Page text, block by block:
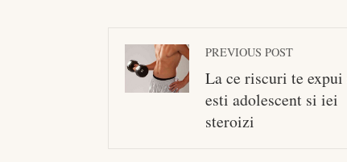
PREVIOUS POST
La ce riscuri te expui
esti adolescent si iei
steroizi